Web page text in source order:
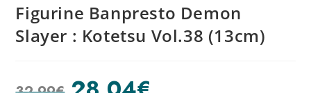
Figurine Banpresto Demon
Slayer : Kotetsu Vol.38 (13cm)